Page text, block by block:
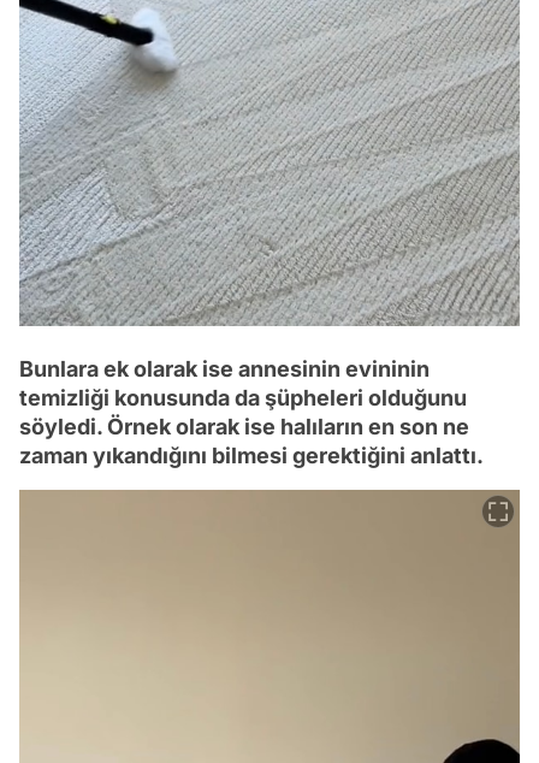
Bunlara ek olarak ise annesinin evininin
temizliği konusunda da şüpheleri olduğunu
söyledi. Örnek olarak ise halıların en son ne
zaman yıkandığını bilmesi gerektiğini anlattı.